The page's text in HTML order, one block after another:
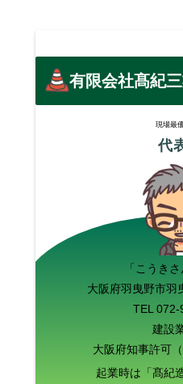
有限会社髙紀
現場最
代
「こうき
大阪府羽曳野市羽
TEL 072-
建設
大阪府知事許可
起業時は「髙紀